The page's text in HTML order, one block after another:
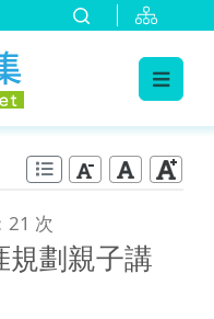
21 次
規劃親子講